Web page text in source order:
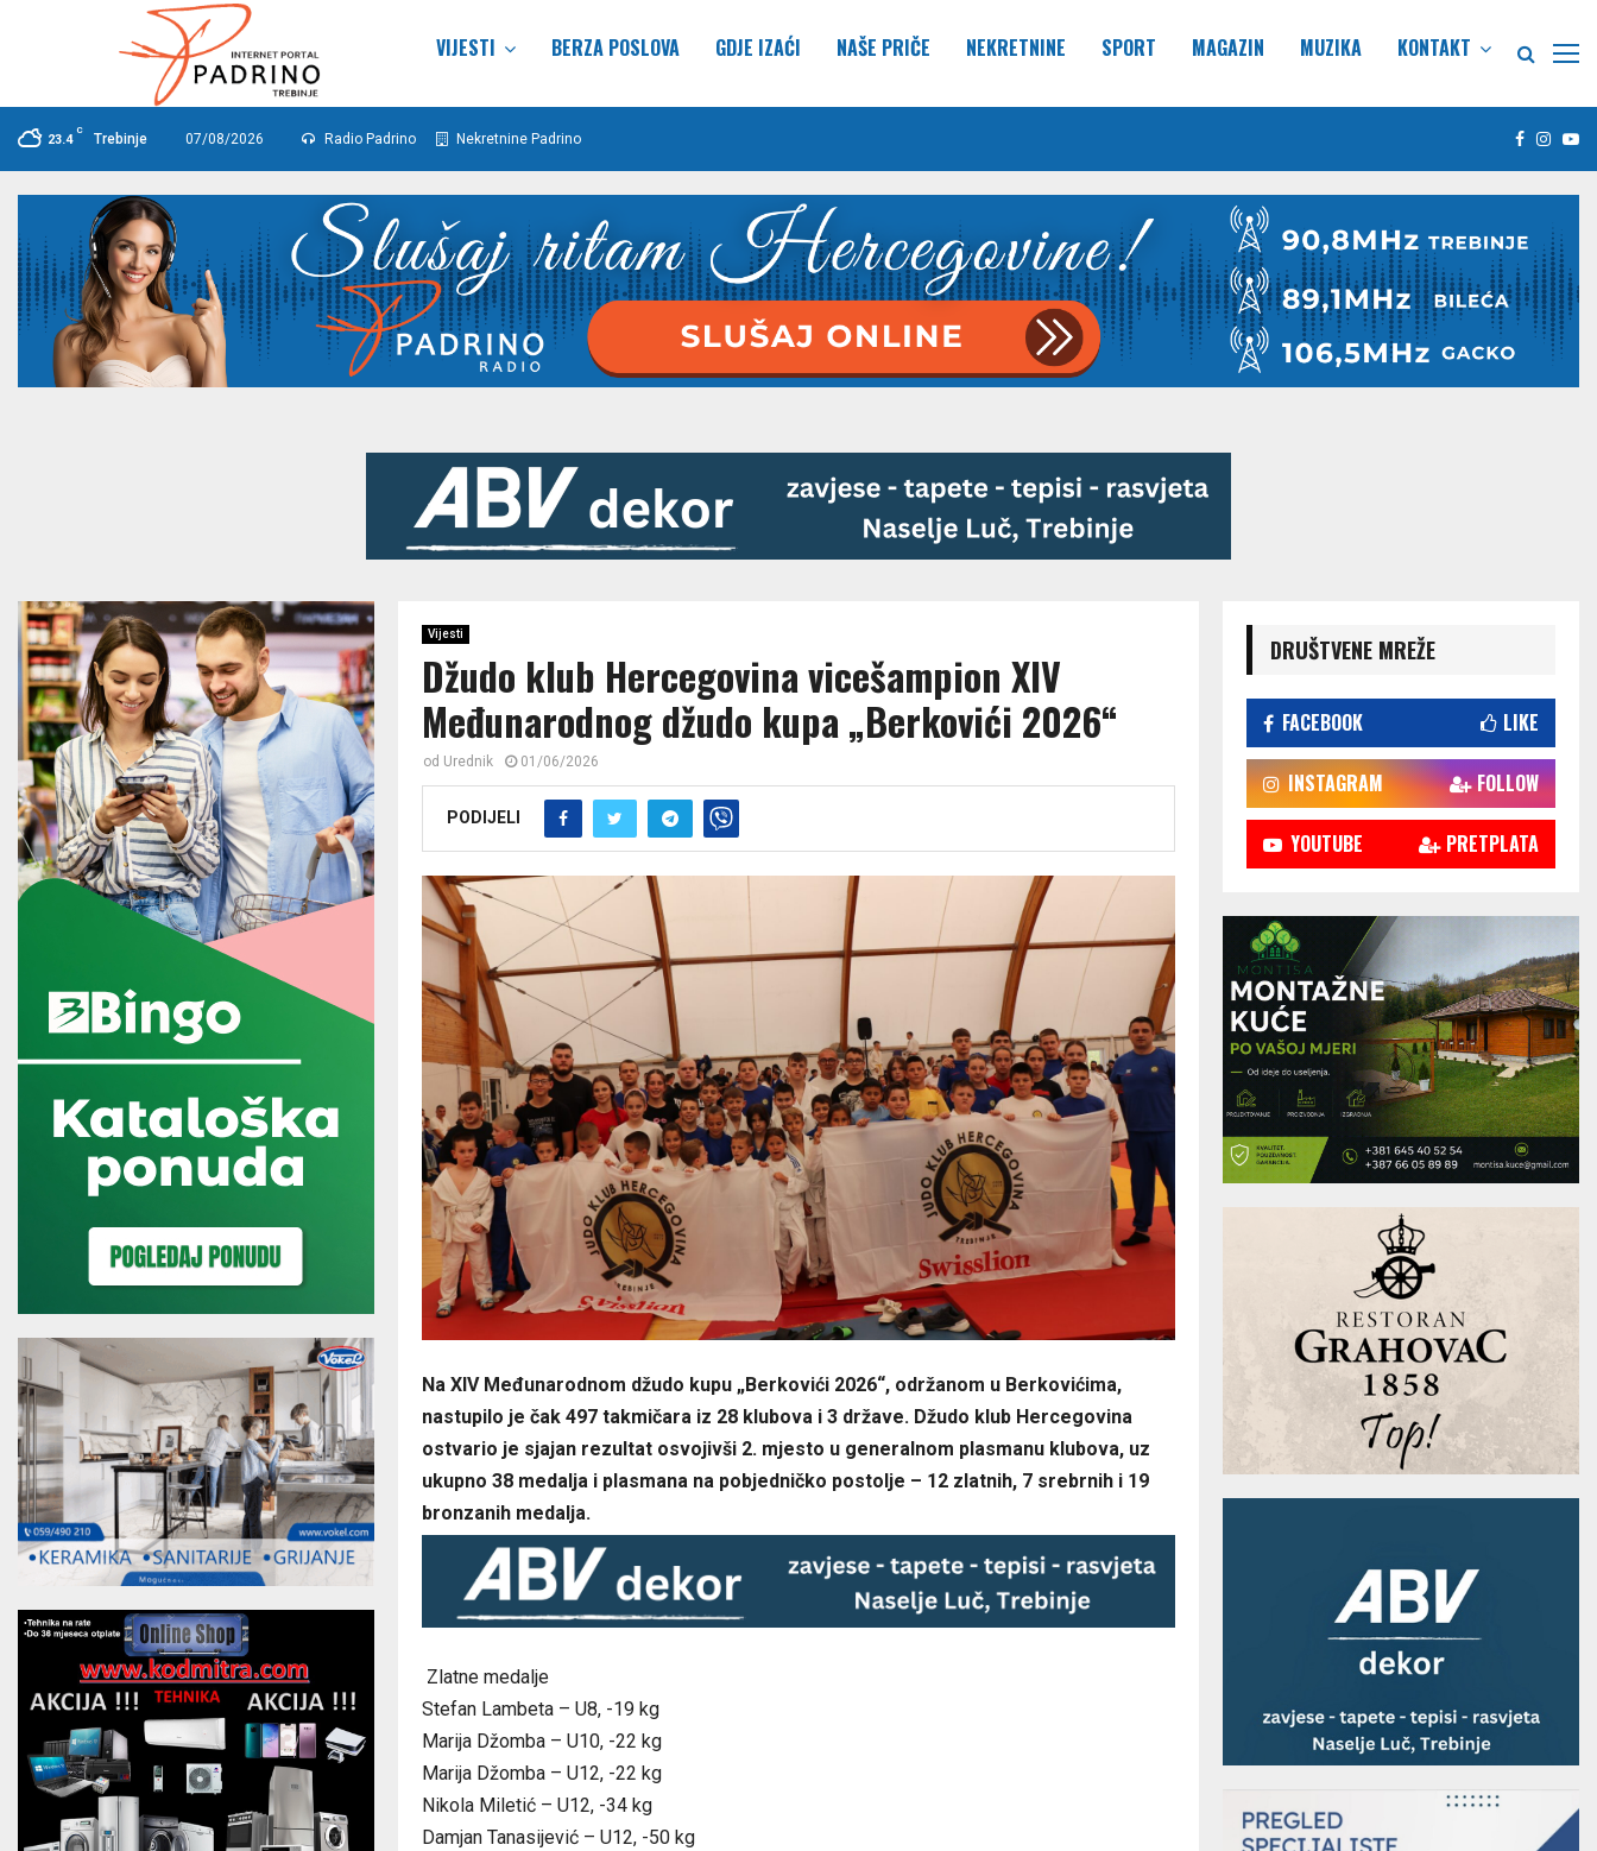
VIJESTI BERZA POSLOVA GDJE IZAĆI NAŠE PRIČE NEKRETNINE SPORT MAGAZIN MUZIKA KONTAKT
23.4
C
Trebinje 07/08/2026 Radio Padrino Nekretnine Padrino Facebook
Vijesti
Džudo klub Hercegovina vicešampion XIV
Međunarodnog džudo kupa „Berkovići 2026“
od Urednik 01/06/2026
PODIJELI
Na XIV Međunarodnom džudo kupu „Berkovići 2026“, održanom u Berkovićima,
nastupilo je čak 497 takmičara iz 28 klubova i 3 države. Džudo klub Hercegovina
ostvario je sjajan rezultat osvojivši 2. mjesto u generalnom plasmanu klubova, uz
ukupno 38 medalja i plasmana na pobjedničko postolje – 12 zlatnih, 7 srebrnih i 19
bronzanih medalja.
Zlatne medalje
Stefan Lambeta – U8, -19 kg
Marija Džomba – U10, -22 kg
Marija Džomba – U12, -22 kg
Nikola Miletić – U12, -34 kg
Damjan Tanasijević – U12, -50 kg
DRUŠTVENE MREŽE
FACEBOOK LIKE
INSTAGRAM FOLLOW
YOUTUBE PRETPLATA